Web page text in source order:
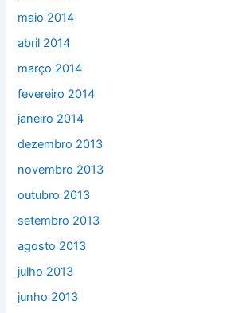
maio 2014
abril 2014
março 2014
fevereiro 2014
janeiro 2014
dezembro 2013
novembro 2013
outubro 2013
setembro 2013
agosto 2013
julho 2013
junho 2013